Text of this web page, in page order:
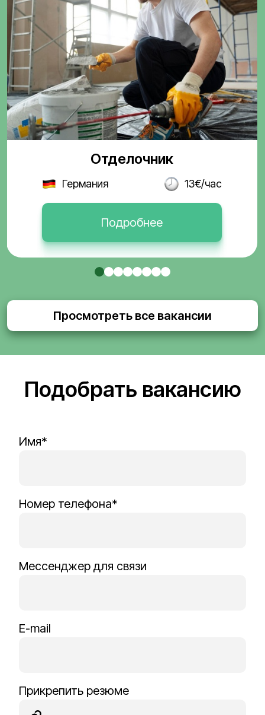
Отделочник
Германия 13€/час
Подробнее
Просмотреть все вакансии
Подобрать вакансию
Имя*
Номер телефона*
Мессенджер для связи
E-mail
Прикрепить резюме